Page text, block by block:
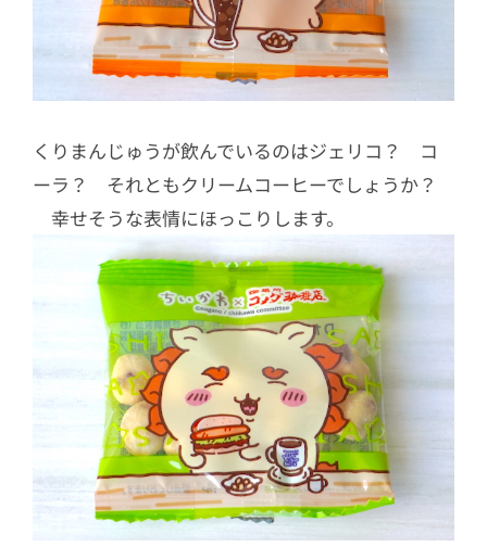
くりまんじゅうが飲んでいるのはジェリコ？ コ
ーラ？ それともクリームコーヒーでしょうか？
幸せそうな表情にほっこりします。